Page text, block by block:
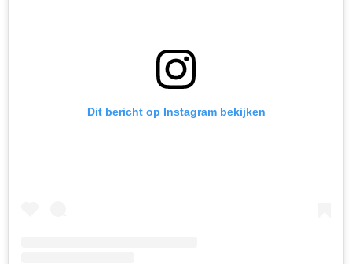
Dit bericht op Instagram bekijken